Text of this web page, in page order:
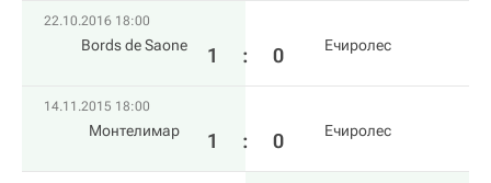
22.10.2016 18:00
Bords de Saone 1 : 0 Ечиролес
14.11.2015 18:00
Монтелимар 1 : 0 Ечиролес